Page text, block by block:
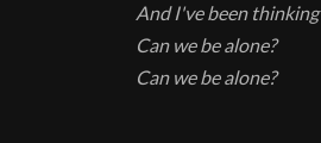
And I've been thinking
Can we be alone?
Can we be alone?